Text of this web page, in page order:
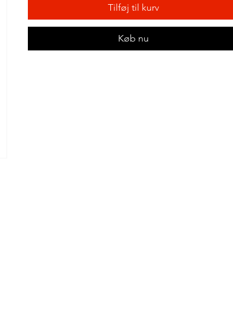
Tilføj til kurv
Køb nu